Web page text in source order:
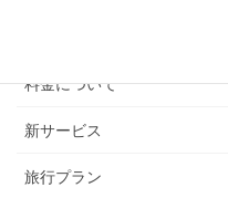
料金について
新サービス
旅行プラン